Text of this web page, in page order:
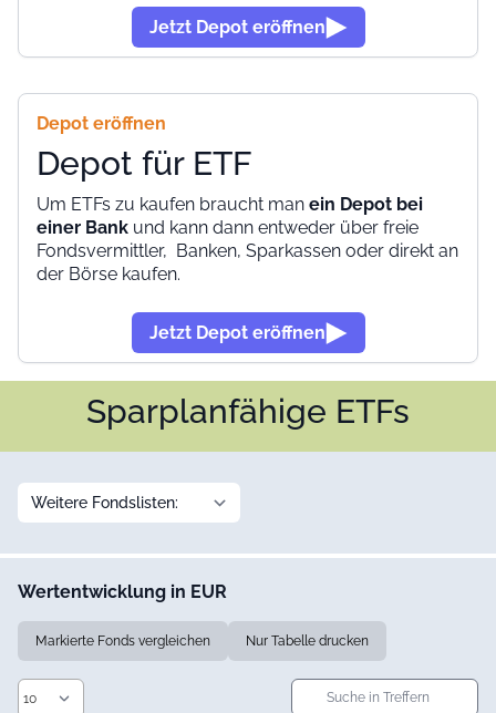
Jetzt Depot eröffnen
Depot eröffnen
Depot für ETF
Um ETFs zu kaufen braucht man ein Depot bei
einer Bank und kann dann entweder über freie
Fondsvermittler, Banken, Sparkassen oder direkt an
der Börse kaufen.
Jetzt Depot eröffnen
Sparplanfähige ETFs
Wertentwicklung in EUR
Markierte Fonds vergleichen Nur Tabelle drucken